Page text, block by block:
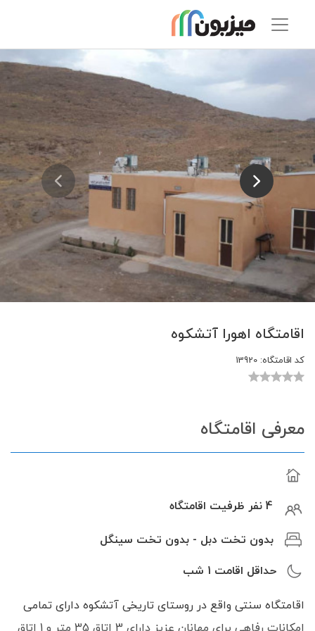
اقامتگاه اهورا آتشکوه
کد اقامتگاه:
معرفی اقامتگاه
4 نفر ظرفیت اقامتگاه
بدون تخت دبل - بدون تخت سینگل
حداقل اقامت 1 شب
اقامتگاه سنتی واقع در روستای تاریخی آتشکوه دارای تمامی